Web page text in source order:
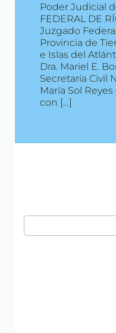
Poder Judicial
FEDERAL DE
Juzgado
Provincia de
e Islas del
Dra. Mariel E.
Secretaría Civil
María Sol
con […]